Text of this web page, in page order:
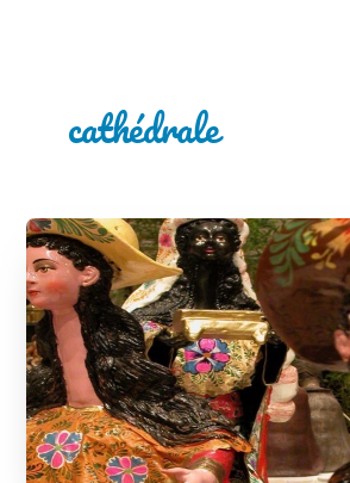
cathédrale